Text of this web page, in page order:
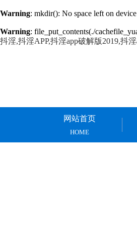
Warning: mkdir(): No space left on
Warning: file_put_contents(./
抖淫,抖淫APP,抖淫app破解版2019,抖
网站首页
HOME